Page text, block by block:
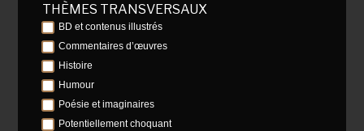
THÈMES TRANSVERSAUX
BD et contenus illustrés
Commentaires d’œuvres
Histoire
Humour
Poésie et imaginaires
Potentiellement choquant